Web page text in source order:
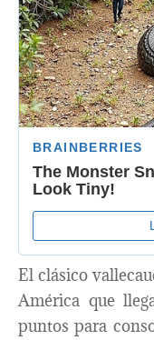
El clásico
América que
puntos para